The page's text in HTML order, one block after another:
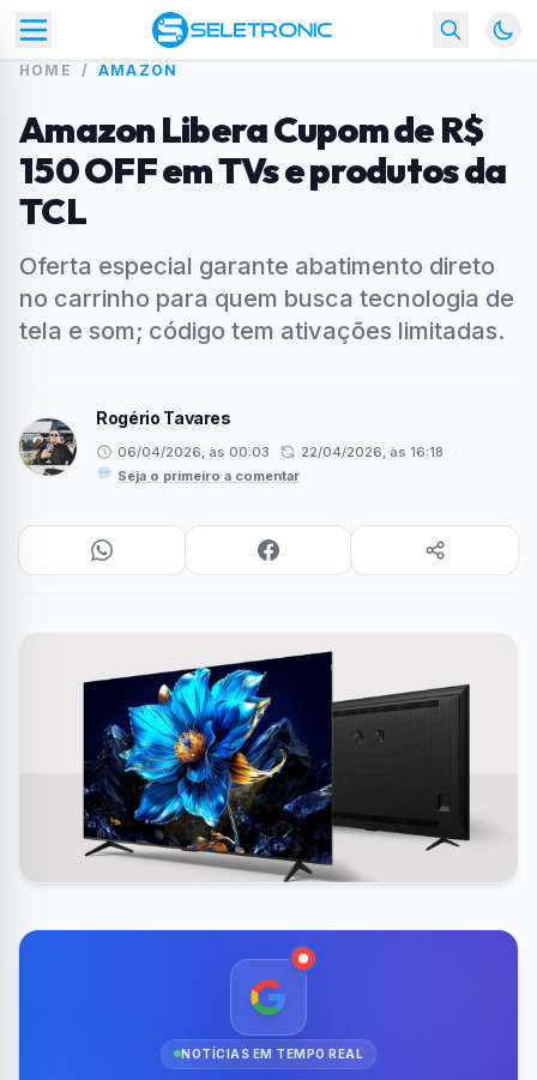
HOME / AMAZON
Amazon Libera Cupom de R$
150 OFF em TVs e produtos da
TCL
Oferta especial garante abatimento direto
no carrinho para quem busca tecnologia de
tela e som; código tem ativações limitadas.
Rogério Tavares
06/04/2026, às 00:03 22/04/2026, às 16:18
·
Seja o primeiro a comentar
NOTÍCIAS EM TEMPO REAL